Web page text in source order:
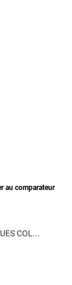
au comparateur
COL...